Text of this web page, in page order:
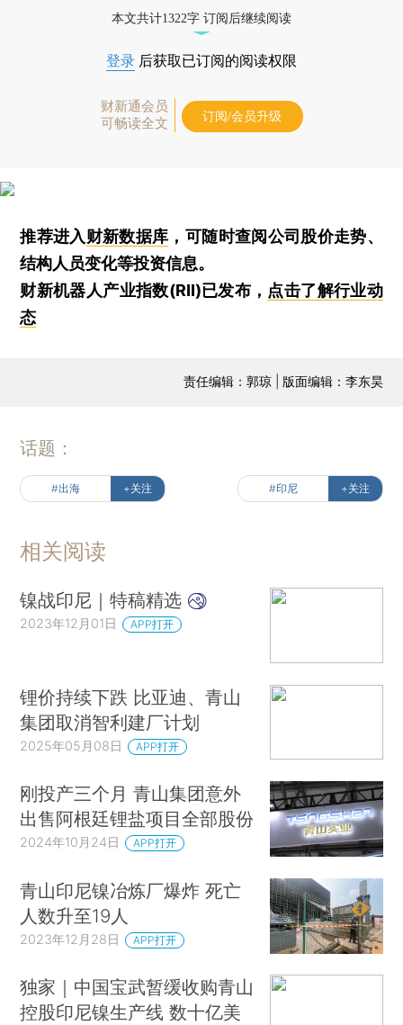
本文共计1322字 订阅后继续阅读
登录 后获取已订阅的阅读权限
财新通会员
可畅读全文
订阅/会员升级
推荐进入财新数据库 ，可随时查阅公司股价走势、
结构人员变化等投资信息。
财新机器人产业指数(RII)已发布， 点击了解行业动
态
责任编辑：郭琼 | 版面编辑：李东昊
话题：
#出海 +关注 #印尼 +关注
相关阅读
镍战印尼｜特稿精选
2023年12月01日 APP打开
锂价持续下跌 比亚迪、青山
集团取消智利建厂计划
2025年05月08日 APP打开
刚投产三个月 青山集团意外
出售阿根廷锂盐项目全部股份
2024年10月24日 APP打开
青山印尼镍冶炼厂爆炸 死亡
人数升至19人
2023年12月28日 APP打开
独家｜中国宝武暂缓收购青山
控股印尼镍生产线 数十亿美